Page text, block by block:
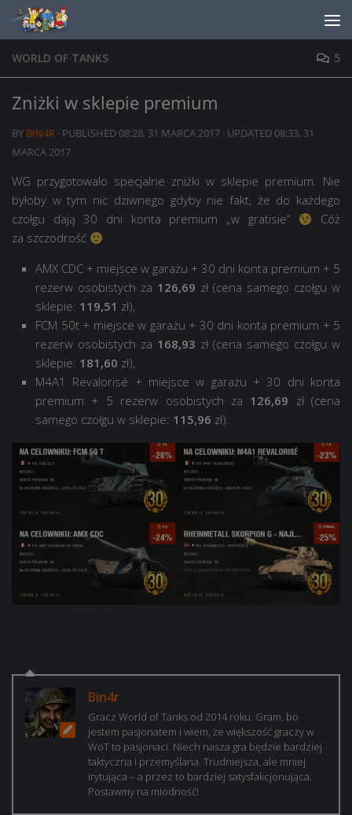
Skip to content
WORLD OF TANKS 5
Zniżki w sklepie premium
BY BIN4R · PUBLISHED 08:28, 31 MARCA 2017 · UPDATED 08:33, 31
MARCA 2017
WG przygotowało specjalne zniżki w sklepie premium. Nie
byłoby w tym nic dziwnego gdyby nie fakt, że do każdego
czołgu dają 30 dni konta premium „w gratisie”
Cóż
za szczodrość
AMX CDC + miejsce w garażu + 30 dni konta premium + 5
rezerw osobistych za 126,69 zł (cena samego czołgu w
sklepie: 119,51 zł),
FCM 50t + miejsce w garażu + 30 dni konta premium + 5
rezerw osobistych za 168,93 zł (cena samego czołgu w
sklepie: 181,60 zł),
M4A1 Revalorisé + miejsce w garażu + 30 dni konta
premium + 5 rezerw osobistych za 126,69 zł (cena
samego czołgu w sklepie: 115,96 zł).
Bin4r
Gracz World of Tanks od 2014 roku. Gram, bo
jestem pasjonatem i wiem, że większość graczy w
WoT to pasjonaci. Niech nasza gra będzie bardziej
taktyczna i przemyślana. Trudniejsza, ale mniej
irytująca – a przez to bardziej satysfakcjonująca.
Postawmy na miodność!